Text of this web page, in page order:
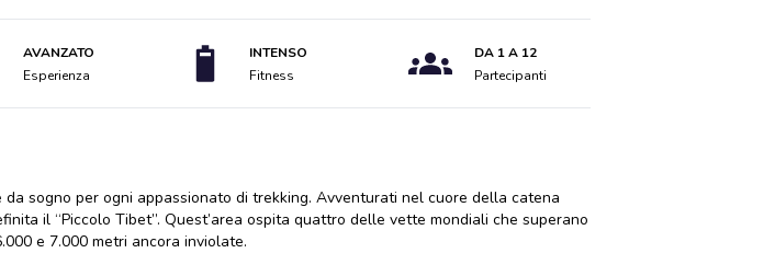
AVANZATO
Esperienza
INTENSO
Fitness
DA 1 A 12
Partecipanti
sogno per ogni appassionato di trekking. Avventurati nel cuore della catena
il “Piccolo Tibet”. Quest’area ospita quattro delle vette mondiali che superano
e 7.000 metri ancora inviolate.